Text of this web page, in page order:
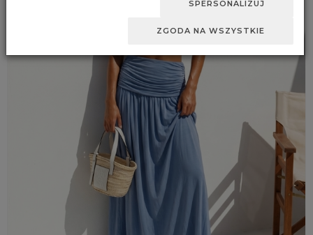
SPERSONALIZUJ
ZGODA NA WSZYSTKIE